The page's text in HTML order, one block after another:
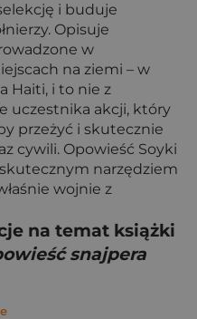
i buduje
Opisuje
w
na ziemi – w
Haiti, i to nie z
uczestnika akcji, który
przeżyć i skutecznie
cywili. Opowieść Soyki
narzędziem
wojnie z
na temat książki
snajpera